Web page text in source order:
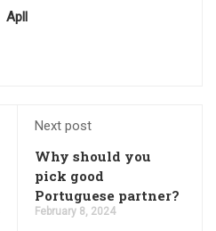
Apll
Next post
Why should you
pick good
Portuguese partner?
February 8, 2024